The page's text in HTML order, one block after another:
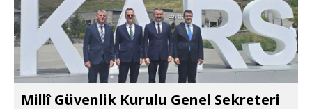
Millî Güvenlik Kurulu Genel Sekreteri